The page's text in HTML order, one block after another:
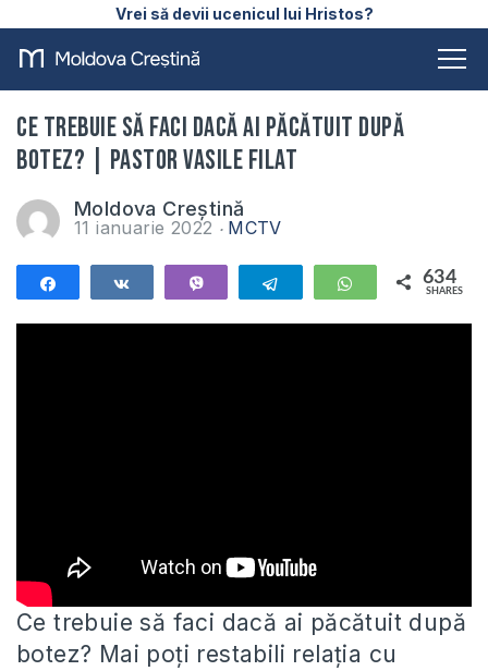
Vrei să devii ucenicul lui Hristos?
Ce trebuie să faci dacă ai păcătuit după
botez? | Pastor Vasile Filat
Moldova Creștină
11 ianuarie 2022 MCTV
Telegram WhatsApp
634
SHARES
Ce trebuie să faci dacă ai păcătuit după
botez? Mai poți restabili relația cu